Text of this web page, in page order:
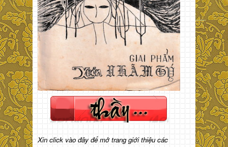
Xin click vào đây để mở trang giới thiệu các